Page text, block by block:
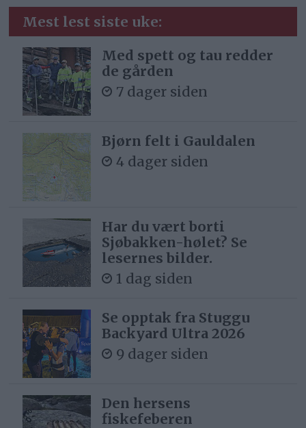
Mest lest siste uke:
Med spett og tau redder
de gården
7 dager siden
Bjørn felt i Gauldalen
4 dager siden
Har du vært borti
Sjøbakken-hølet? Se
lesernes bilder.
1 dag siden
Se opptak fra Stuggu
Backyard Ultra 2026
9 dager siden
Den hersens
fiskefeberen